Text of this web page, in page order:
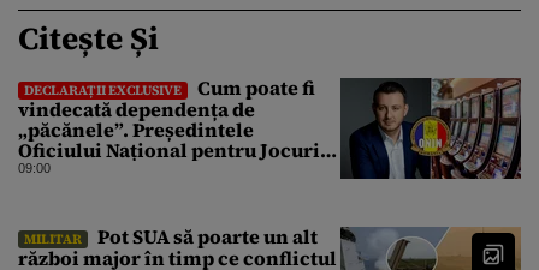
Citește Și
DECLARAȚII EXCLUSIVE
Cum poate fi
vindecată dependența de
„păcănele”. Președintele
Oficiului Național pentru Jocuri
de Noroc propune o ordonanță de
unică
09:00
MILITAR
Pot SUA să poarte un alt
război major în timp ce conflictul